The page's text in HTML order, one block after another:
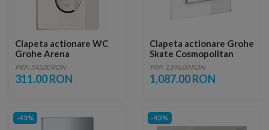
Clapeta actionare WC
Grohe Arena
Cosmopolitan
PRP: 543.00 RON
311.00 RON
Clapeta actionare Grohe
Skate Cosmopolitan
sticla alba
PRP: 1,896.00 RON
1,087.00 RON
-43% -43%